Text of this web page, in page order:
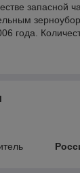
запасной
года.